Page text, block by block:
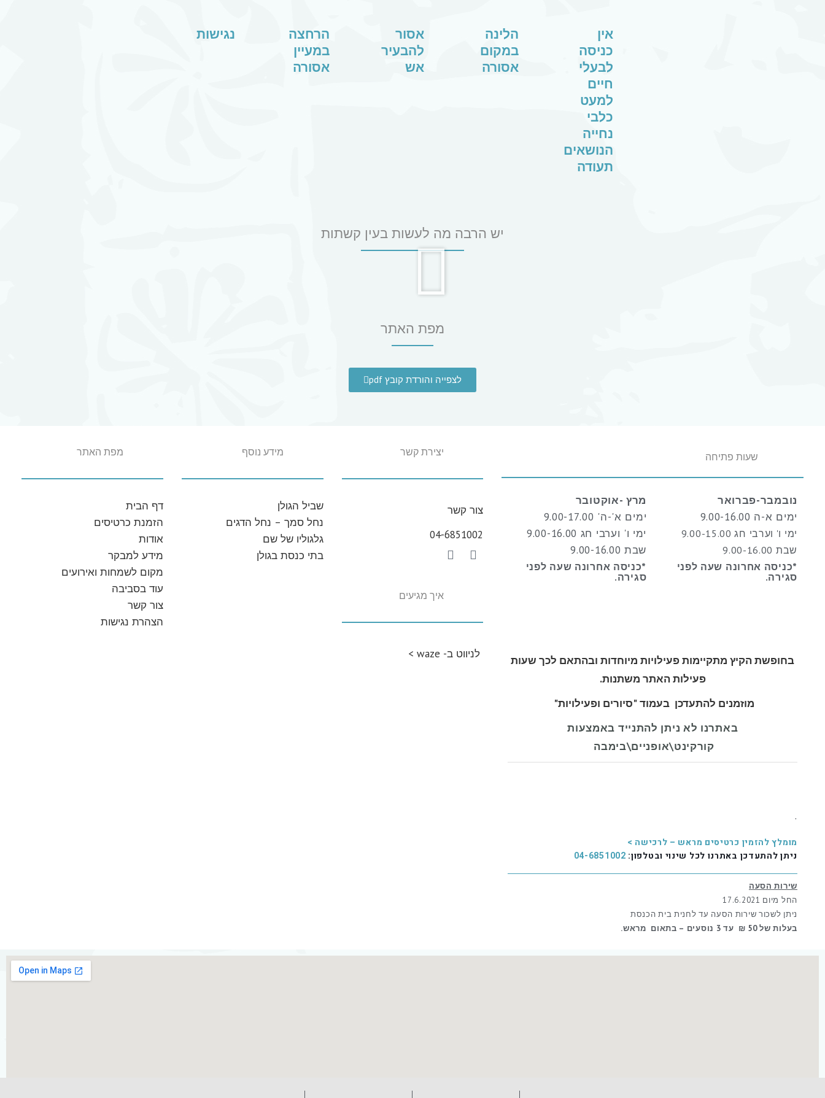
אין
כניסה
לבעלי
חיים
למעט
כלבי
נחייה
הנושאים
תעודה
הלינה
במקום
אסורה
אסור
להבעיר
אש
הרחצה
במעיין
אסורה
נגישות
יש הרבה מה לעשות בעין קשתות
מפת האתר
לצפייה והורדת קובץ pdf
שעות פתיחה
נובמבר-פברואר
ימים א-ה 9.00-16.00
ימי ו' וערבי חג 9.00-15.00
שבת 9.00-16.00
*כניסה אחרונה שעה לפני
סגירה.
מרץ -אוקטובר
ימים א'-ה' 9.00-17.00
ימי ו' וערבי חג 9.00-16.00
שבת 9.00-16.00
*כניסה אחרונה שעה לפני
סגירה.
בחופשת הקיץ מתקיימות פעילויות מיוחדות ובהתאם לכך שעות
פעילות האתר משתנות.
מוזמנים להתעדכן בעמוד "סיורים ופעילויות"
באתרנו לא ניתן להתנייד באמצעות
קורקינט\אופניים\בימבה
.
מומלץ להזמין כרטיסים מראש – לרכישה >
ניתן להתעדכן באתרנו לכל שינוי ובטלפון: 04-6851002
שירות הסעה
החל מיום 17.6.2021
ניתן לשכור שירות הסעה עד לחנית בית הכנסת
בעלות של 50 ₪ עד 3 נוסעים
– בתאום מראש.
יצירת קשר
צור‭ ‬קשר
04-6851002
איך מגיעים
לניווט‭ ‬ב-‭‬waze‭ ‬ >
מידע נוסף
שביל הגולן
נחל סמך – נחל הדגים
גלגוליו של שם
בתי כנסת בגולן
מפת האתר
דף‭ ‬הבית
הזמנת כרטיסים
אודות
מידע‭ ‬למבקר
מקום‭ ‬לשמחות‭ ‬ואירועים
עוד בסביבה
צור‭ ‬קשר
הצהרת נגישות